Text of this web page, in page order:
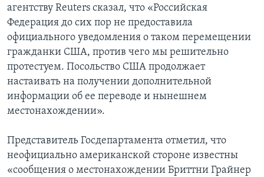
агентству Reuters сказал, что «Российская
Федерация до сих пор не предоставила
официального уведомления о таком перемещении
гражданки США, против чего мы решительно
протестуем. Посольство CША продолжает
настаивать на получении дополнительной
информации об ее переводе и нынешнем
местонахождении».
Представитель Госдепартамента отметил, что
неофициально американской стороне известны
«сообщения о местонахождении Бриттни Грайнер